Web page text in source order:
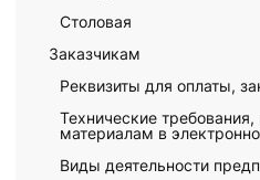
Столовая
Заказчикам
Реквизиты для оплаты,
Технические
материалам в
Виды деятельности